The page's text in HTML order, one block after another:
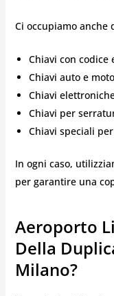
Ci occupiamo anche
Chiavi con codice
Chiavi auto e moto
Chiavi
Chiavi per
Chiavi speciali
In ogni caso,
per garantire una
Aeroporto
Della
Milano?